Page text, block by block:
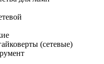
(сетевые)